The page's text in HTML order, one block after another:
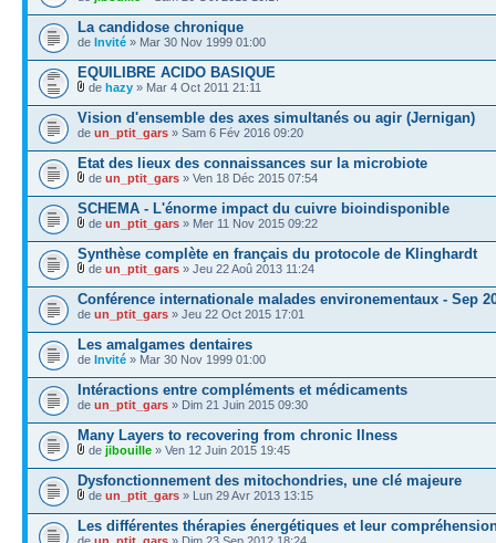
La candidose chronique
de Invité » Mar 30 Nov 1999 01:00
EQUILIBRE ACIDO BASIQUE
de hazy » Mar 4 Oct 2011 21:11
Vision d'ensemble des axes simultanés ou agir (Jernigan)
de un_ptit_gars » Sam 6 Fév 2016 09:20
Etat des lieux des connaissances sur la microbiote
de un_ptit_gars » Ven 18 Déc 2015 07:54
SCHEMA - L'énorme impact du cuivre bioindisponible
de un_ptit_gars » Mer 11 Nov 2015 09:22
Synthèse complète en français du protocole de Klinghardt
de un_ptit_gars » Jeu 22 Aoû 2013 11:24
Conférence internationale malades environementaux - Sep
de un_ptit_gars » Jeu 22 Oct 2015 17:01
Les amalgames dentaires
de Invité » Mar 30 Nov 1999 01:00
Intéractions entre compléments et médicaments
de un_ptit_gars » Dim 21 Juin 2015 09:30
Many Layers to recovering from chronic Ilness
de jibouille » Ven 12 Juin 2015 19:45
Dysfonctionnement des mitochondries, une clé majeure
de un_ptit_gars » Lun 29 Avr 2013 13:15
Les différentes thérapies énergétiques et leur
de un_ptit_gars » Dim 23 Sep 2012 18:24